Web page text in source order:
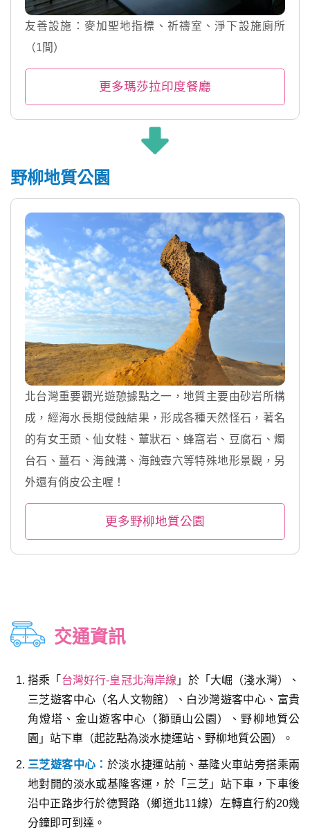
友善設施：麥加聖地指標、祈禱室、淨下設施廁所
（1間）
更多瑪莎拉印度餐廳
野柳地質公園
北台灣重要觀光遊憩據點之一，地質主要由砂岩所構
成，經海水長期侵蝕結果，形成各種天然怪石，著名
的有女王頭、仙女鞋、蕈狀石、蜂窩岩、豆腐石、燭
台石、薑石、海蝕溝、海蝕壺穴等特殊地形景觀，另
外還有俏皮公主喔！
更多野柳地質公園
交通資訊
搭乘「 台灣好行-皇冠北海岸線 」於「大崛（淺水灣）、
三芝遊客中心（名人文物館）、白沙灣遊客中心、富貴
角燈塔、金山遊客中心（獅頭山公園）、野柳地質公
園」站下車（起訖點為淡水捷運站、野柳地質公園）。
三芝遊客中心： 於淡水捷運站前、基隆火車站旁搭乘兩
地對開的淡水或基隆客運，於「三芝」站下車，下車後
沿中正路步行於德賢路（鄉道北11線）左轉直行約20幾
分鐘即可到達。